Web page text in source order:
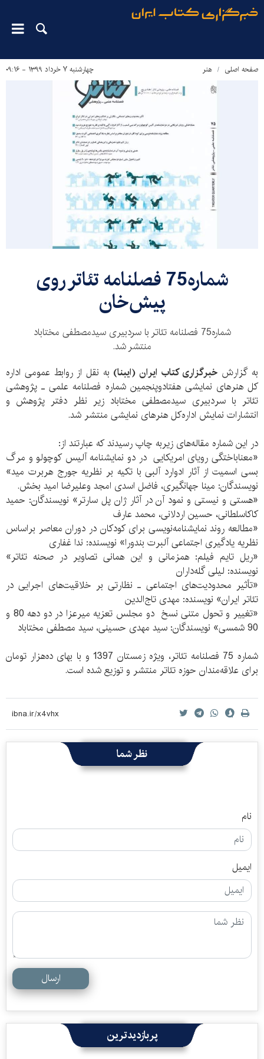
صفحه اصلی هنر چهارشنبه ۷ خرداد ۱۳۹۹ - ۰۹:۱۶
شماره75 فصلنامه‌ تئاتر روی
پیش‌خان
شماره75 فصلنامه‌ تئاتر با سردبیری سیدمصطفی مختاباد
منتشر شد.
به گزارش خبرگزاری کتاب ایران (ایبنا) به نقل از روابط عمومی اداره
کل هنرهای نمایشی هفتادوپنجمین شماره‌ فصلنامه علمی ـ پژوهشی
تئاتر با سردبیری سیدمصطفی مختاباد زیر نظر دفتر پژوهش و
انتشارات نمایش اداره‌کل هنرهای نمایشی منتشر شد.
در این شماره مقاله‌های زیربه چاپ رسیدند که عبارتند از:
«معناباختگی رویای امریکایی در دو نمایشنامه‌ آلیس کوچولو و مرگ
بسی اسمیت از آثار ادوارد آلبی با تکیه بر نظریه جورج هربرت مید»
نویسندگان: مینا جهانگیری، فاضل اسدی امجد وعلیرضا امید بخش.
«هستی و نیستی و نمود آن در آثار ژان پل سارتر» نویسندگان: حمید
کاکاسلطانی، حسین اردلانی، محمد عارف
«مطالعه روند نمایشنامه‌نویسی برای کودکان در دوران معاصر براساس
نظریه‌ یادگیری اجتماعی آلبرت بندورا» نویسنده: ندا غفاری
«ریل تایم فیلم: همزمانی و این همانی تصاویر در صحنه‌ تئاتر»
نویسنده: لیلی گله‌داران
«تأثیر محدودیت‌های اجتماعی ـ نظارتی بر خلاقیت‌های اجرایی در
تئاتر ایران» نویسنده: مهدی تاج‌الدین
«تغییر و تحول متنی نسخ دو مجلس تعزیه‌ میرعزا در دو دهه 80 و
90 شمسی» نویسندگان: سید مهدی حسینی، سید مصطفی مختاباد
شماره‌ 75 فصلنامه تئاتر، ویژه‌ زمستان 1397 و با بهای ده‌هزار تومان
برای علاقه‌مندان حوزه تئا‌تر منتشر و توزیع شده است.
نظر شما
نام
ایمیل
ارسال
پربازدیدترین